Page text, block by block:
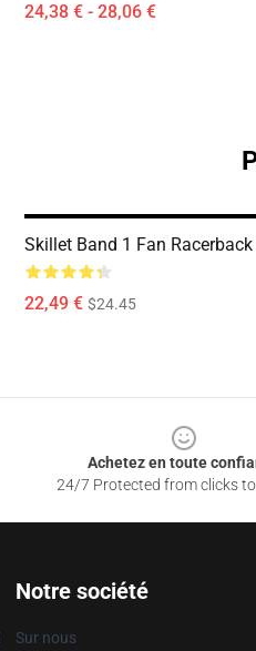
24,38 € - 28,06 €
Skillet Band 1 Fan
22,49 € $24.45
Achetez en toute
24/7 Protected from clicks
Notre société
Sur nous